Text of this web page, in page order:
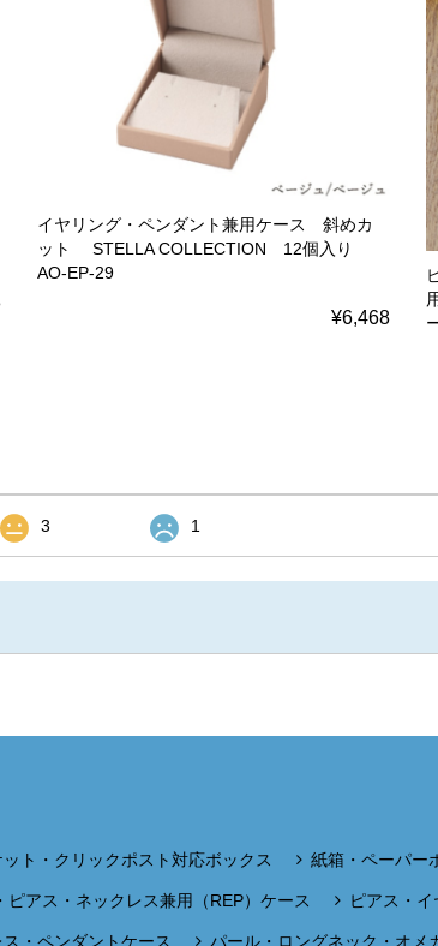
イヤリング・ペンダント兼用ケース 斜めカ
ット STELLA COLLECTION 12個入り
AO-EP-29
¥6,468
3 1
ト・クリックポスト対応ボックス 紙箱・ペーパー
ピアス・ネックレス兼用（REP）ケース ピアス・
・ペンダントケース パール・ロングネック・オメ